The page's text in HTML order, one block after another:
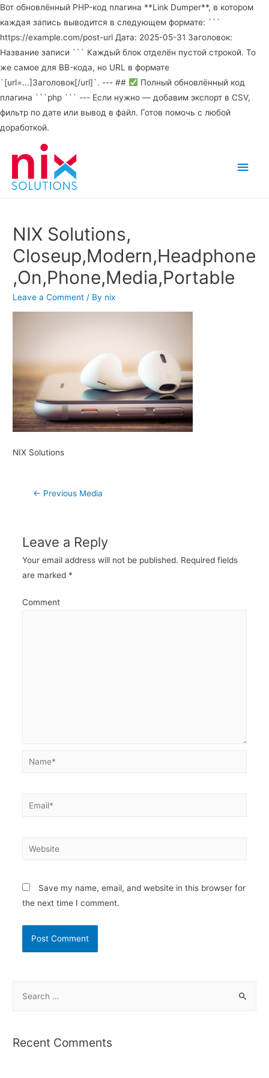
Вот обновлённый PHP-код плагина **Link Dumper**, в котором
каждая запись выводится в следующем формате: ```
https://example.com/post-url Дата: 2025-05-31 Заголовок:
Название записи ``` Каждый блок отделён пустой строкой. То
же самое для BB-кода, но URL в формате
`[url=...]Заголовок[/url]`. --- ##
Полный обновлённый код
плагина ```php ``` --- Если нужно — добавим экспорт в CSV,
фильтр по дате или вывод в файл. Готов помочь с любой
доработкой.
Main
NIX Solutions,
Closeup,Modern,Headphone
,On,Phone,Media,Portable
Leave a Comment / By nix
NIX Solutions
Post
← Previous Media
Leave a Reply
Your email address will not be published. Required fields
are marked *
Comment
Name*
Email*
Website
Save my name, email, and website in this browser for
the next time I comment.
rRecent Comments